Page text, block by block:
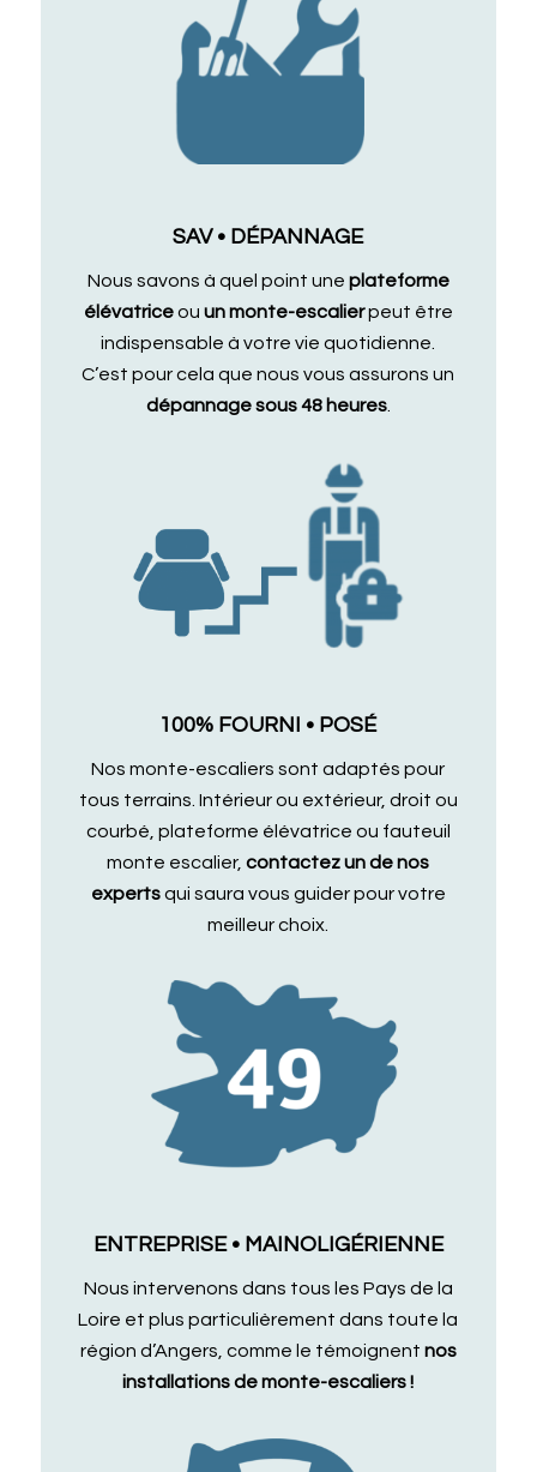
SAV • DÉPANNAGE
Nous savons à quel point une plateforme
élévatriceou un monte-escalierpeut être
indispensable à votre vie quotidienne.
C’est pour cela que nous vous assurons un
dépannage sous 48 heures.
100% FOURNI • POSÉ
Nos monte-escaliers sont adaptés pour
tous terrains. Intérieur ou extérieur, droit ou
courbé, plateforme élévatrice ou fauteuil
monte escalier,contactez un de nos
expertsqui saura vous guider pour votre
meilleur choix.
ENTREPRISE • MAINOLIGÉRIENNE
Nous intervenons dans tous les Pays de la
Loire et plus particulièrement dans toute la
région d’Angers, comme le témoignent nos
installations de monte-escaliers !